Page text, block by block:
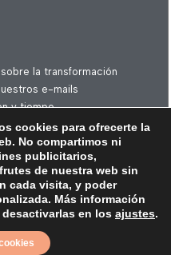
la transformación
e-mails
y tiempo
Fuente imágenes: unsplash.com.
cookies para ofrecerte la
No compartimos ni
publicitarios,
de nuestra web sin
cada visita, y poder
Más información
en los ajustes.